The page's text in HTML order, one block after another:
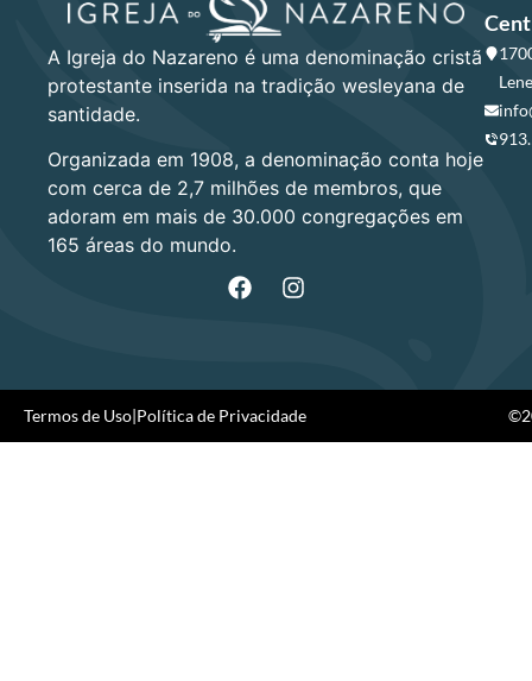
A Igreja do Nazareno é uma denominação cristã
protestante inserida na tradição wesleyana de
santidade.
Organizada em 1908, a denominação conta hoje
com cerca de 2,7 milhões de membros, que
adoram em mais de 30.000 congregações em
165 áreas do mundo.
Termos de Uso Política de Privacidade